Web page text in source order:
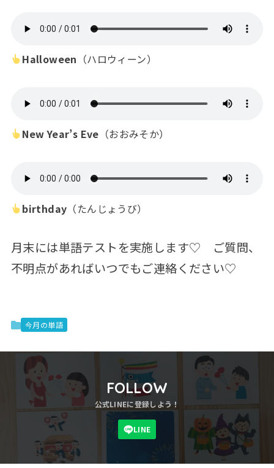
Halloween （ハロウィーン）
New Year’s Eve （おおみそか）
birthday （たんじょうび）
月末には単語テストを実施します♡ ご質問、
不明点があればいつでもご連絡ください♡
今月の単語
FOLLOW